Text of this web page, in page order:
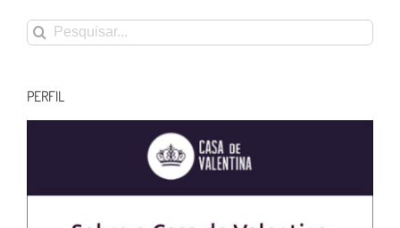
Buscar
resultados
PERFIL